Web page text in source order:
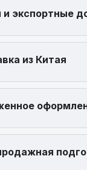
и экспортные
из Китая